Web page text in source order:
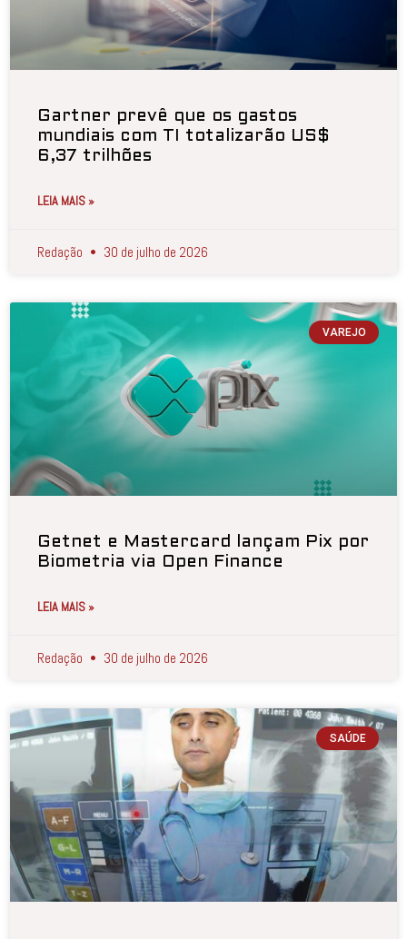
Gartner prevê que os gastos
mundiais com TI totalizarão US$
6,37 trilhões
LEIA MAIS »
Redação 30 de julho de 2026
VAREJO
Getnet e Mastercard lançam Pix por
Biometria via Open Finance
LEIA MAIS »
Redação 30 de julho de 2026
SAÚDE